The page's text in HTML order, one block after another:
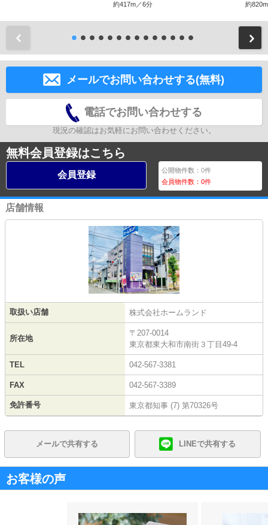
約417m／6分 約
メールでお問い合わせする(無料)
電話でお問い合わせする
現況の確認はお気軽にお問い合わせください。
無料会員登録はこちら
会員登録 公開物件数：0件
会員物件数：0件
店舗情報
取扱い店舗 株式会社ホームランド
所在地
〒207-0014
東京都東大和市南街３丁目49-4
TEL 042-567-3381
FAX 042-567-3389
免許番号 東京都知事 (7) 第70326号
メールで共有する LINEで共有する
お客様の声